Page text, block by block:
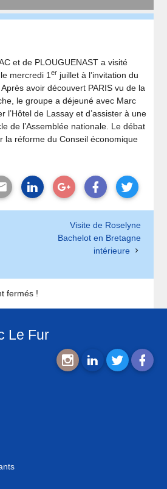
et de PLOUGUENAST a visité
mercredi 1er juillet à l’invitation du
avoir découvert PARIS vu de la
le groupe a déjeuné avec Marc
l’Hôtel de Lassay et d’assister à une
de l’Assemblée nationale. Le débat
la réforme du Conseil économique
Visite de Roselyne
Bachelot en Bretagne
intérieure
fermés !
Le Fur